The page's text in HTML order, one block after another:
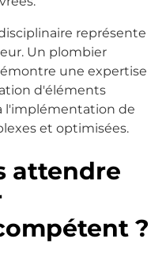
représente
Un plombier
une expertise
d'éléments
l'implémentation de
et optimisées.
attendre
?